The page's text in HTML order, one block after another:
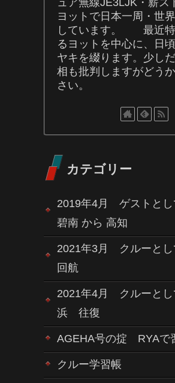
ュア無線JE3LJK・薪
ヨットで日本一周・世
しています。 最近特
るヨットを中心に、日
ヤキを綴ります。少し
相も批判しますがどう
さい。
カテゴリー
2019年4月 ゲストとし
碧南 から 高知
2021年3月 クルーと
回航
2021年4月 クルーと
浜 往復
AGEHA号の掟 RYAで
クルー学習帳